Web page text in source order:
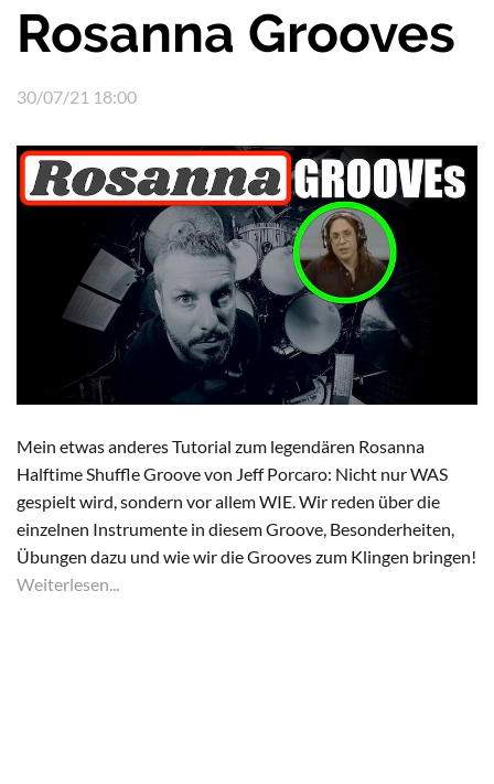
Rosanna Grooves
30/07/21 18:00
Mein etwas anderes Tutorial zum legendären Rosanna
Halftime Shuffle Groove von Jeff Porcaro: Nicht nur WAS
gespielt wird, sondern vor allem WIE. Wir reden über die
einzelnen Instrumente in diesem Groove, Besonderheiten,
Übungen dazu und wie wir die Grooves zum Klingen bringen!
Weiterlesen...